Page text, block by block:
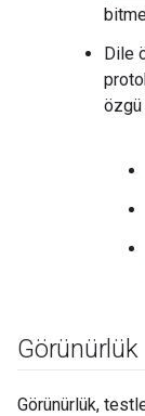
Dile
özgü
Görünürlük
Görünürlük,